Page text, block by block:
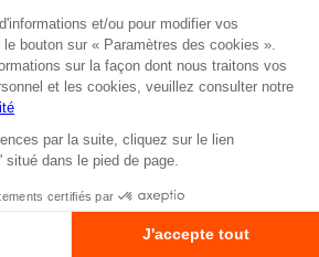
DURATERM BL2
N42 - BOSCH
31,95 €